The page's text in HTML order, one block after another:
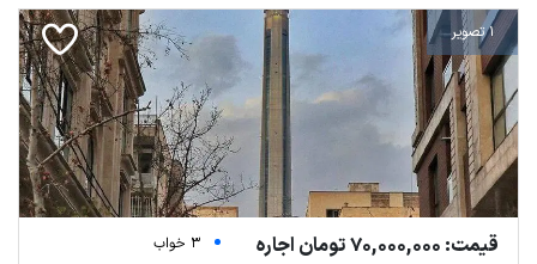
1 تصویر
قیمت: 70,000,000 تومان اجاره
3 خواب